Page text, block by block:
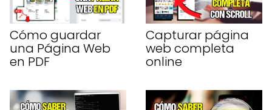
Cómo guardar
una Página Web
en PDF
Capturar página
web completa
online